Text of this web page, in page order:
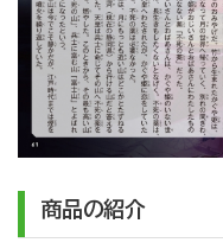
商品の紹介